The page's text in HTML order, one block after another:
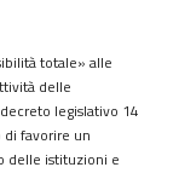
totale» alle
delle
legislativo 14
favorire un
delle istituzioni e